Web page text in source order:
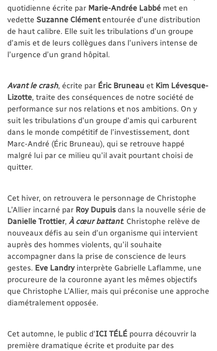
quotidienne écrite par Marie-Andrée Labbé met en
vedette Suzanne Clément entourée d’une distribution
de haut calibre. Elle suit les tribulations d’un groupe
d’amis et de leurs collègues dans l’univers intense de
l’urgence d’un grand hôpital.
Avant le crash, écrite par Éric Bruneau et Kim Lévesque-
Lizotte, traite des conséquences de notre société de
performance sur nos relations et nos ambitions. On y
suit les tribulations d’un groupe d’amis qui carburent
dans le monde compétitif de l’investissement, dont
Marc-André (Éric Bruneau), qui se retrouve happé
malgré lui par ce milieu qu’il avait pourtant choisi de
quitter.
Cet hiver, on retrouvera le personnage de Christophe
L’Allier incarné par Roy Dupuis dans la nouvelle série de
Danielle Trottier, À cœur battant. Christophe relève de
nouveaux défis au sein d’un organisme qui intervient
auprès des hommes violents, qu’il souhaite
accompagner dans la prise de conscience de leurs
gestes. Eve Landryinterprète Gabrielle Laflamme, une
procureure de la couronne ayant les mêmes objectifs
que Christophe L’Allier, mais qui préconise une approche
diamétralement opposée.
Cet automne, le public d’ICI TÉLÉ pourra découvrir la
première dramatique écrite et produite par des